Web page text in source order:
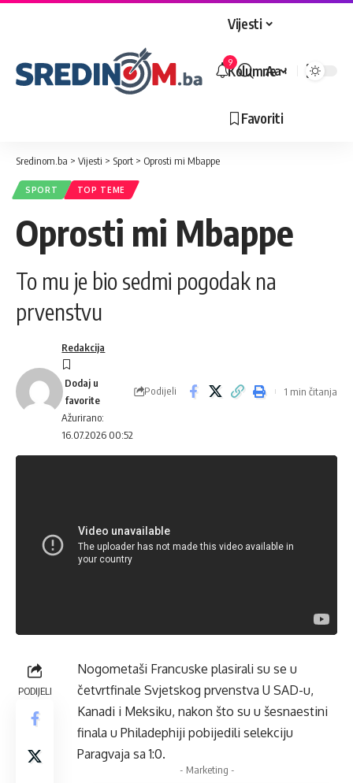
Vijesti
Kolumne
Favoriti
9
Veličina
Aa
Sredinom.ba > Vijesti > Sport > Oprosti mi Mbappe
SPORT TOP TEME
Oprosti mi Mbappe
To mu je bio sedmi pogodak na
prvenstvu
Ažurirano:
16.07.2026 00:52
Redakcija
Podijeli 1 min čitanja
PODIJELI
Nogometaši Francuske plasirali su se u
četvrtfinale Svjetskog prvenstva U SAD-u,
Kanadi i Meksiku, nakon što su u šesnaestini
finala u Philadephiji pobijedili selekciju
Paragvaja sa 1:0.
- Marketing -